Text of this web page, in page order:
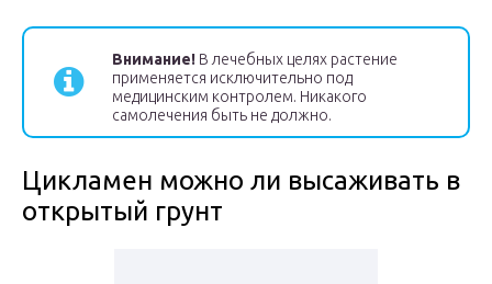
Внимание! В лечебных целях растение
применяется исключительно под
медицинским контролем. Никакого
самолечения быть не должно.
Цикламен можно ли высаживать в
открытый грунт